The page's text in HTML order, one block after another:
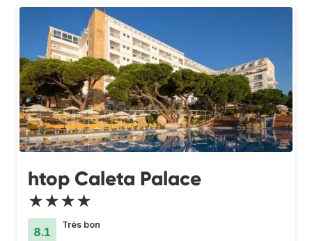
htop Caleta Palace
★★★★
8.1
Très bon